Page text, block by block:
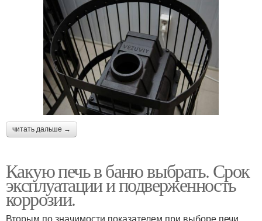
читать дальше →
Какую печь в баню выбрать. Срок
эксплуатации и подверженность
коррозии.
Вторым по значимости показателем при выборе печи